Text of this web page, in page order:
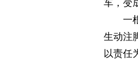
车，变
一根
生动注
以责任